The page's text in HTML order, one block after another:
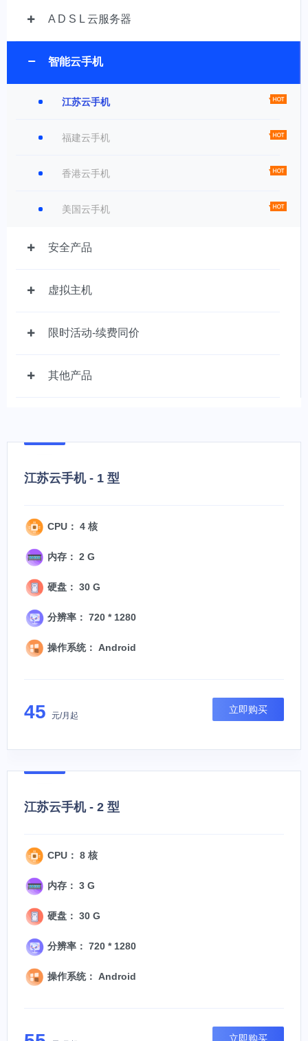
A D S L 云服务器
智能云手机
江苏云手机
福建云手机
香港云手机
美国云手机
安全产品
虚拟主机
限时活动-续费同价
其他产品
江苏云手机 - 1 型
CPU： 4 核
内存： 2 G
硬盘： 30 G
分辨率： 720 * 1280
操作系统： Android
45 元/月起
立即购买
江苏云手机 - 2 型
CPU： 8 核
内存： 3 G
硬盘： 30 G
分辨率： 720 * 1280
操作系统： Android
立即购买